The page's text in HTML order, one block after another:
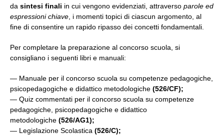
da sintesi finali in cui vengono evidenziati, attraverso parole ed
espressioni chiave , i momenti topici di ciascun argomento, al
fine di consentire un rapido ripasso dei concetti fondamentali.
Per completare la preparazione al concorso scuola, si
consigliano i seguenti libri e manuali:
— Manuale per il concorso scuola su competenze pedagogiche,
psicopedagogiche e didattico metodologiche (526/CF);
— Quiz commentati per il concorso scuola su competenze
pedagogiche, psicopedagogiche e didattico
metodologiche (526/AG1);
— Legislazione Scolastica (526/C);